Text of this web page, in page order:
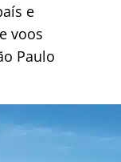
e
voos
Paulo